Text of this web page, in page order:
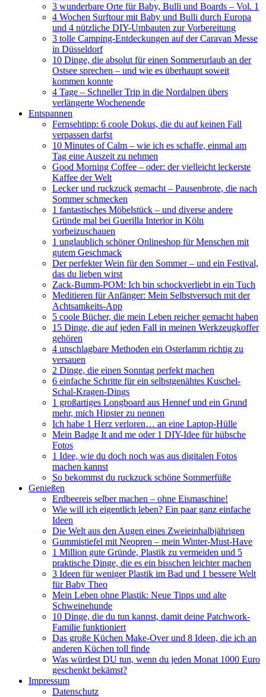
3 wunderbare Orte für Baby, Bulli und Boards – Vol. 1
4 Wochen Surftour mit Baby und Bulli durch Europa
und 4 nützliche DIY-Umbauten zur Vorbereitung
3 tolle Camping-Entdeckungen auf der Caravan Messe
in Düsseldorf
10 Dinge, die absolut für einen Sommerurlaub an der
Ostsee sprechen – und wie es überhaupt soweit
kommen konnte
4 Tage – Schneller Trip in die Nordalpen übers
verlängerte Wochenende
Entspannen
Fernsehtipp: 6 coole Dokus, die du auf keinen Fall
verpassen darfst
10 Minutes of Calm – wie ich es schaffe, einmal am
Tag eine Auszeit zu nehmen
Good Morning Coffee – oder: der vielleicht leckerste
Kaffee der Welt
Lecker und ruckzuck gemacht – Pausenbrote, die nach
Sommer schmecken
1 fantastisches Möbelstück – und diverse andere
Gründe mal bei Guerilla Interior in Köln
vorbeizuschauen
1 unglaublich schöner Onlineshop für Menschen mit
gutem Geschmack
Der perfekter Wein für den Sommer – und ein Festival,
das du lieben wirst
Zack-Bumm-POM: Ich bin schockverliebt in ein Tuch
Meditieren für Anfänger: Mein Selbstversuch mit der
Achtsamkeits-App
5 coole Bücher, die mein Leben reicher gemacht haben
15 Dinge, die auf jeden Fall in meinen Werkzeugkoffer
gehören
4 unschlagbare Methoden ein Osterlamm richtig zu
versauen
2 Dinge, die einen Sonntag perfekt machen
6 einfache Schritte für ein selbstgenähtes Kuschel-
Schal-Kragen-Dings
1 großartiges Longboard aus Hennef und ein Grund
mehr, mich Hipster zu nennen
Ich habe 1 Herz verloren… an eine Laptop-Hülle
Mein Badge It and me oder 1 DIY-Idee für hübsche
Fotos
1 Idee, wie du doch noch was aus digitalen Fotos
machen kannst
So bekommst du ruckzuck schöne Sommerfüße
Genießen
Erdbeereis selber machen – ohne Eismaschine!
Wie will ich eigentlich leben? Ein paar ganz einfache
Ideen
Die Welt aus den Augen eines Zweieinhalbjährigen
Gummistiefel mit Neopren – mein Winter-Must-Have
1 Million gute Gründe, Plastik zu vermeiden und 5
praktische Dinge, die es ein bisschen leichter machen
3 Ideen für weniger Plastik im Bad und 1 bessere Welt
für Baby Theo
Mein Leben ohne Plastik: Neue Tipps und alte
Schweinehunde
10 Dinge, die du tun kannst, damit deine Patchwork-
Familie funktioniert
Das große Küchen Make-Over und 8 Ideen, die ich an
anderen Küchen toll finde
Was würdest DU tun, wenn du jeden Monat 1000 Euro
geschenkt bekämst?
Impressum
Datenschutz